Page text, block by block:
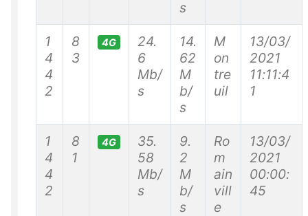
s
1
4
4
2
8
3
4G
24.
6
Mb/
s
14.
62
M
b/
s
M
on
tre
uil
13/03/
2021
11:11:4
1
1
4
4
2
8
1
4G
35.
58
Mb/
s
9.
2
M
b/
s
Ro
m
ain
vill
e
13/03/
2021
00:00:
45